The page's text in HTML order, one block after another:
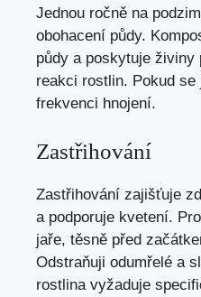
Jednou ročně na
obohacení půdy.
půdy a poskytuje živiny
reakci rostlin. Pokud
frekvenci hnojení.
Zastřihování
Zastřihování zajišťuje
a podporuje kvetení.
jaře, těsně před
Odstraňuji odumřelé a
rostlina vyžaduje